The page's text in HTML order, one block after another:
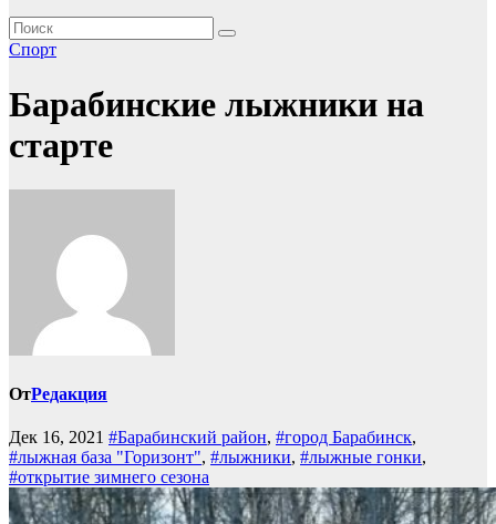
Спорт
Барабинские лыжники на
старте
ОтРедакция
Дек 16, 2021 #Барабинский район, #город Барабинск,
#лыжная база "Горизонт", #лыжники, #лыжные гонки,
#открытие зимнего сезона